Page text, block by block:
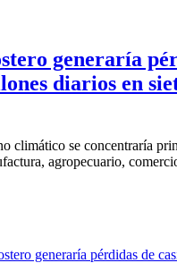
generaría
diarios en
climático se concentraría
agropecuario,